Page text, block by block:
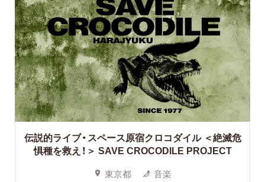
伝説的ライブ・スペース原宿クロコダイル ＜絶滅危
惧種を救え！＞ SAVE CROCODILE PROJECT
東京都 音楽